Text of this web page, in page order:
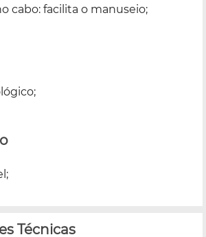
cabo: facilita o manuseio;
Técnicas